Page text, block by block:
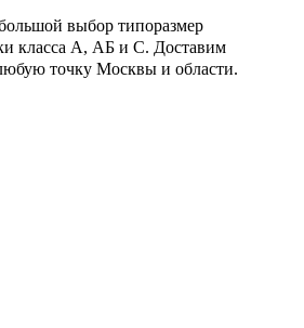
выбор типоразмер
класса А, АБ и С. Доставим
точку Москвы и области.